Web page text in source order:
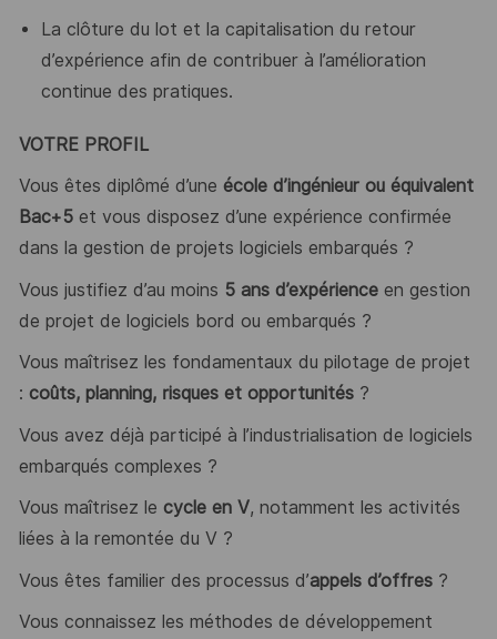
La clôture du lot et la capitalisation du retour
d’expérience afin de contribuer à l’amélioration
continue des pratiques.
VOTRE PROFIL
Vous êtes diplômé d’une école d’ingénieur ou équivalent
Bac+5et vous disposez d’une expérience confirmée
dans la gestion de projets logiciels embarqués ?
Vous justifiez d’au moins 5 ans d’expérienceen gestion
de projet de logiciels bord ou embarqués ?
Vous maîtrisez les fondamentaux du pilotage de projet
: coûts, planning, risques et opportunités?
Vous avez déjà participé à l’industrialisation de logiciels
embarqués complexes ?
Vous maîtrisez le cycle en V, notamment les activités
liées à la remontée du V ?
Vous êtes familier des processus d’appels d’offres?
Vous connaissez les méthodes de développement